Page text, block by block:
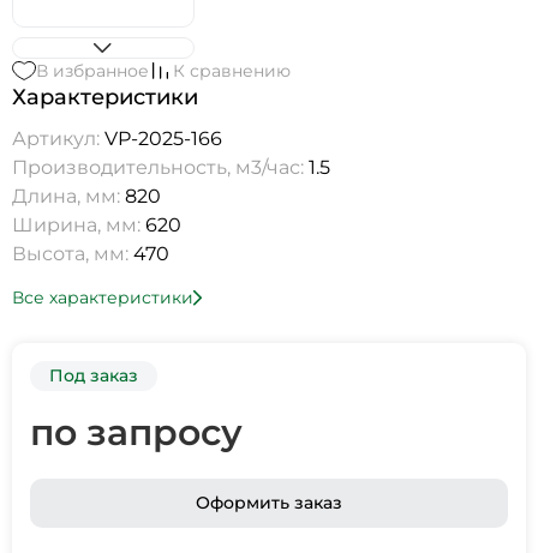
В избранное К сравнению
Характеристики
Артикул: VP-2025-166
Производительность, м3/час: 1.5
Длина, мм: 820
Ширина, мм: 620
Высота, мм: 470
Все характеристики
Под заказ
по запросу
Оформить заказ